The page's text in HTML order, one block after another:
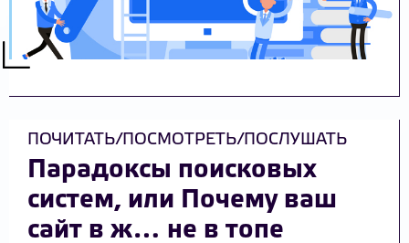
ПОЧИТАТЬ/ПОСМОТРЕТЬ/ПОСЛУШАТЬ
Парадоксы поисковых
систем, или Почему ваш
сайт в ж… не в топе